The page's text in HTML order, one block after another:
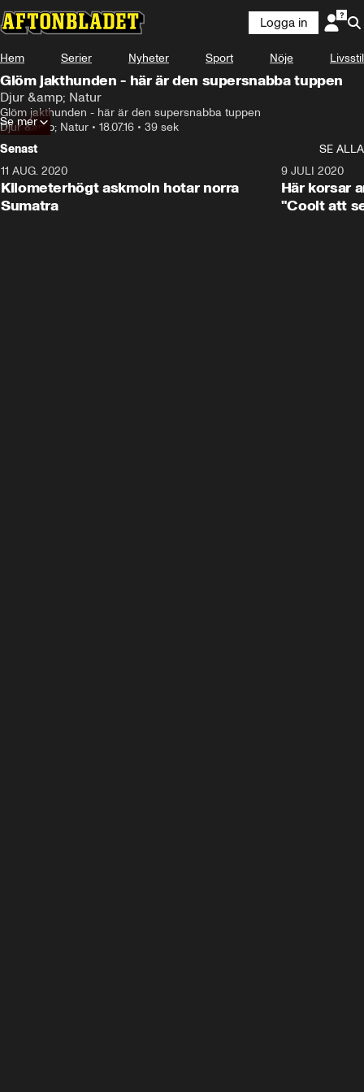
Logga in
Hem Serier Nyheter Sport Nöje Livsstil
Glöm jakthunden - här är den supersnabba tuppen
Djur &amp; Natur
Glöm jakthunden - här är den supersnabba tuppen
Djur &amp; Natur • 18.07.16 • 39 sek
Se mer
Senast
SE ALLA
11 AUG. 2020
Kilometerhögt askmoln hotar norra
Sumatra
9 JULI 2020
Här korsar
"Coolt att